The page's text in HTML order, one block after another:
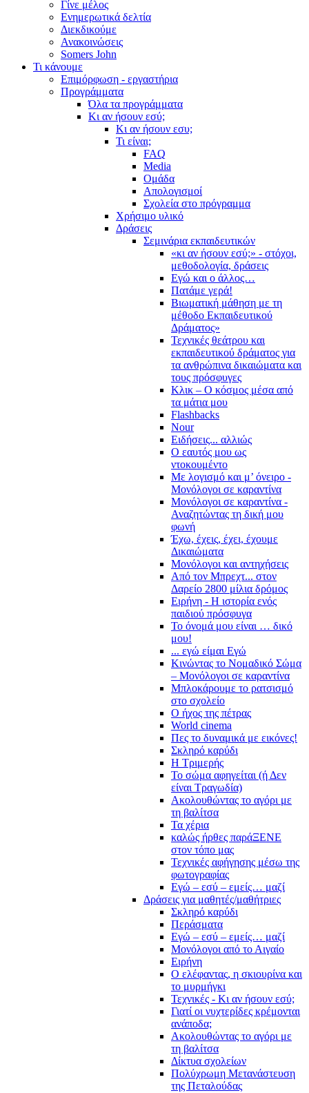
Γίνε μέλος
Ενημερωτικά δελτία
Διεκδικούμε
Ανακοινώσεις
Somers John
Τι κάνουμε
Επιμόρφωση - εργαστήρια
Προγράμματα
Όλα τα προγράμματα
Κι αν ήσουν εσύ;
Κι αν ήσουν εσυ;
Τι είναι;
FAQ
Media
Ομάδα
Απολογισμοί
Σχολεία στο πρόγραμμα
Χρήσιμο υλικό
Δράσεις
Σεμινάρια εκπαιδευτικών
«κι αν ήσουν εσύ;» - στόχοι,
μεθοδολογία, δράσεις
Εγώ και ο άλλος…
Πατάμε γερά!
Βιωματική μάθηση με τη
μέθοδο Εκπαιδευτικού
Δράματος»
Τεχνικές θεάτρου και
εκπαιδευτικού δράματος για
τα ανθρώπινα δικαιώματα και
τους πρόσφυγες
Κλικ – Ο κόσμος μέσα από
τα μάτια μου
Flashbacks
Nour
Ειδήσεις... αλλιώς
Ο εαυτός μου ως
ντοκουμέντο
Με λογισμό και μ’ όνειρο -
Μονόλογοι σε καραντίνα
Μονόλογοι σε καραντίνα -
Αναζητώντας τη δική μου
φωνή
Έχω, έχεις, έχει, έχουμε
Δικαιώματα
Μονόλογοι και αντηχήσεις
Από τον Μπρεχτ... στον
Δαρείο 2800 μίλια δρόμος
Ειρήνη - Η ιστορία ενός
παιδιού πρόσφυγα
Το όνομά μου είναι … δικό
μου!
... εγώ είμαι Εγώ
Κινώντας το Νομαδικό Σώμα
– Μονόλογοι σε καραντίνα
Μπλοκάρουμε το ρατσισμό
στο σχολείο
Ο ήχος της πέτρας
World cinema
Πες το δυναμικά με εικόνες!
Σκληρό καρύδι
Η Τριμερής
Το σώμα αφηγείται (ή Δεν
είναι Τραγωδία)
Ακολουθώντας το αγόρι με
τη βαλίτσα
Τα χέρια
καλώς ήρθες παράΞΕΝΕ
στον τόπο μας
Τεχνικές αφήγησης μέσω της
φωτογραφίας
Εγώ – εσύ – εμείς… μαζί
Δράσεις για μαθητές/μαθήτριες
Σκληρό καρύδι
Περάσματα
Εγώ – εσύ – εμείς… μαζί
Μονόλογοι από το Αιγαίο
Ειρήνη
Ο ελέφαντας, η σκιουρίνα και
το μυρμήγκι
Τεχνικές - Κι αν ήσουν εσύ;
Γιατί οι νυχτερίδες κρέμονται
ανάποδα;
Ακολουθώντας το αγόρι με
τη βαλίτσα
Δίκτυα σχολείων
Πολύχρωμη Μετανάστευση
της Πεταλούδας